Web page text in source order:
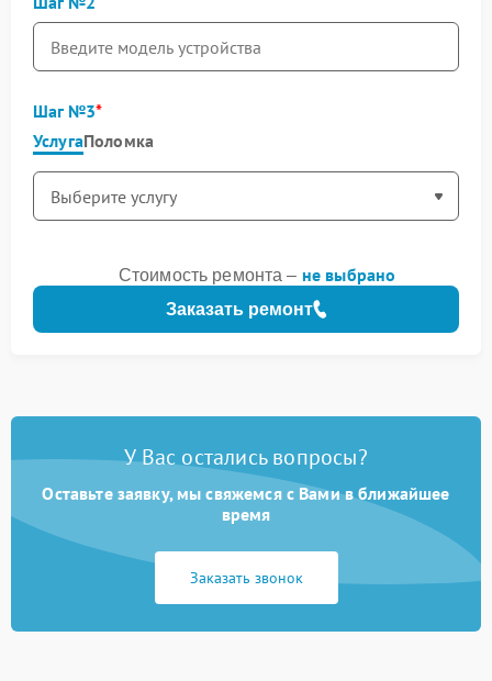
Шаг №3
УслугаПоломка
Заказать ремонт
Стоимость ремонта – не выбрано
У Вас остались вопросы?
Оставьте заявку, мы свяжемся с Вами в ближайшее
время
Заказать звонок